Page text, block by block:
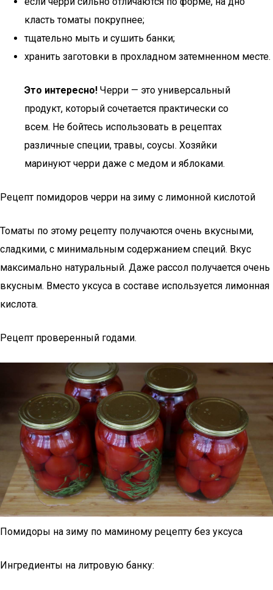
класть томаты покрупнее;
тщательно мыть и сушить банки;
хранить заготовки в прохладном затемненном месте.
Это интересно! Черри — это универсальный
продукт, который сочетается практически со
всем. Не бойтесь использовать в рецептах
различные специи, травы, соусы. Хозяйки
маринуют черри даже с медом и яблоками.
Рецепт помидоров черри на зиму с лимонной кислотой
Томаты по этому рецепту получаются очень вкусными,
сладкими, с минимальным содержанием специй. Вкус
максимально натуральный. Даже рассол получается очень
вкусным. Вместо уксуса в составе используется лимонная
кислота.
Рецепт проверенный годами.
Помидоры на зиму по маминому рецепту без уксуса
Ингредиенты на литровую банку: